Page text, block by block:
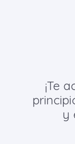
¡Te
y